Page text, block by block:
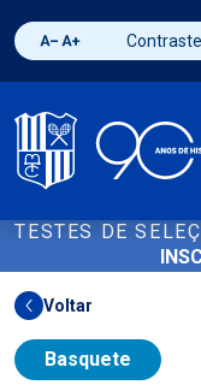
Diminuir fonte
Aumentar fonte
Alternar
Contraste
TESTES DE
Voltar
Basquete